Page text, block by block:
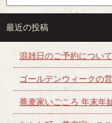
最近の投稿
混雑日のご予約について
ゴールデンウィークの
蕎麦家いごころ 年末年